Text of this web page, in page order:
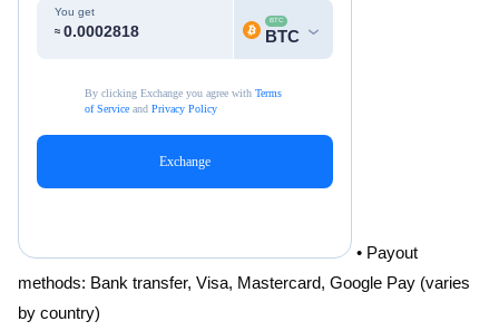
• Payout
methods: Bank transfer, Visa, Mastercard, Google Pay (varies
by country)